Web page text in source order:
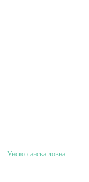
Унско-санска ловна